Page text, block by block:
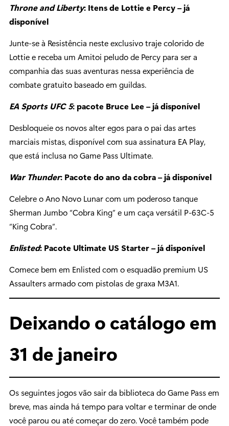
Throne and Liberty: Itens de Lottie e Percy – já
disponível
Junte-se à Resistência neste exclusivo traje colorido de
Lottie e receba um Amitoi peludo de Percy para ser a
companhia das suas aventuras nessa experiência de
combate gratuito baseado em guildas.
EA Sports UFC 5: pacote Bruce Lee – já disponível
Desbloqueie os novos alter egos para o pai das artes
marciais mistas, disponível com sua assinatura EA Play,
que está inclusa no Game Pass Ultimate.
War Thunder: Pacote do ano da cobra – já disponível
Celebre o Ano Novo Lunar com um poderoso tanque
Sherman Jumbo “Cobra King” e um caça versátil P-63C-5
“King Cobra”.
Enlisted: Pacote Ultimate US Starter – já disponível
Comece bem em Enlisted com o esquadão premium US
Assaulters armado com pistolas de graxa M3A1.
Deixando o catálogo em
31 de janeiro
Os seguintes jogos vão sair da biblioteca do Game Pass em
breve, mas ainda há tempo para voltar e terminar de onde
você parou ou até começar do zero. Você também pode